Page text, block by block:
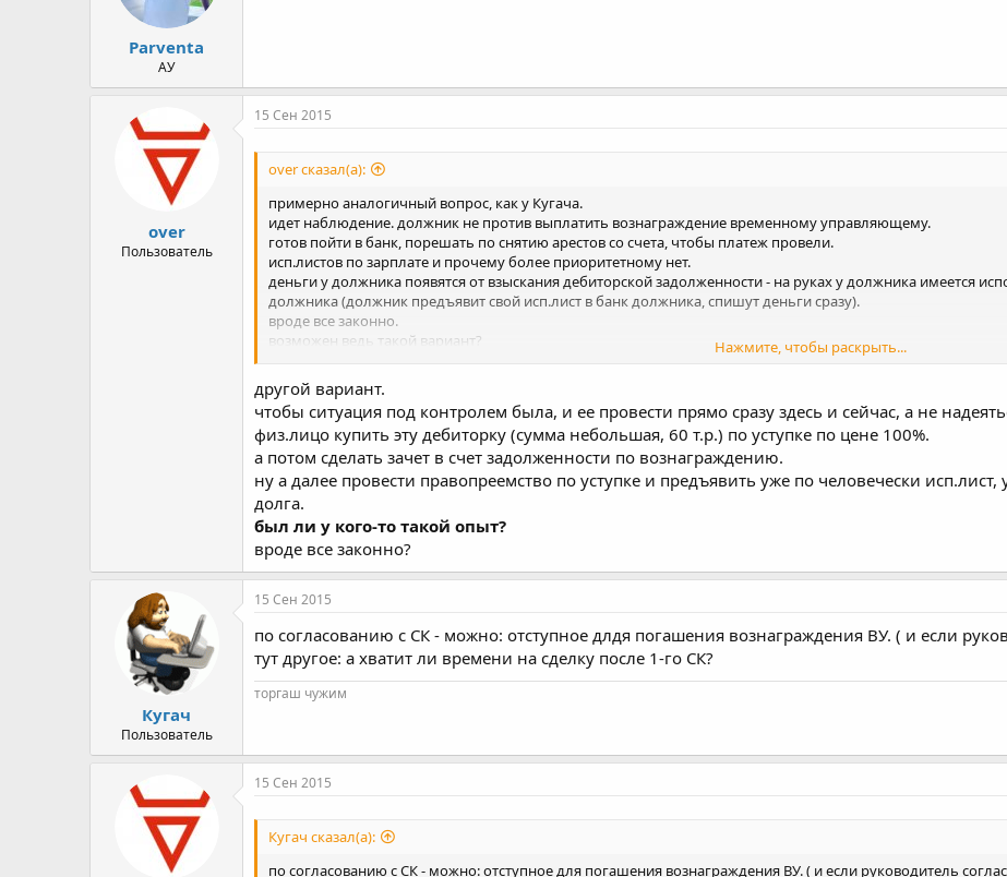
Parventa
АУ
over
Пользователь
15 Сен 2015
over сказал(а):
примерно аналогичный вопрос, как у Кугача.
идет наблюдение. должник не против выплатить вознаграждение временному управляющему.
готов пойти в банк, порешать по снятию арестов со счета, чтобы платеж провели.
исп.листов по зарплате и прочему более приоритетному нет.
деньги у должника появятся от взыскания дебиторской задолженности - на руках у должника имеется
должника (должник предъявит свой исп.лист в банк должника, спишут деньги сразу).
вроде все законно.
возможен ведь такой вариант?
или лучше не торопиться и уже на конкурсном производстве, когда вся власть у КУ будет, получить свое
Нажмите, чтобы раскрыть...
другой вариант.
чтобы ситуация под контролем была, и ее провести прямо сразу здесь и сейчас, а не
физ.лицо купить эту дебиторку (сумма небольшая, 60 т.р.) по уступке по цене 100%.
а потом сделать зачет в счет задолженности по вознаграждению.
ну а далее провести правопреемство по уступке и предъявить уже по человечески
долга.
был ли у кого-то такой опыт?
вроде все законно?
Кугач
Пользователь
15 Сен 2015
по согласованию с СК - можно: отступное длдя погашения вознаграждения ВУ. ( и если
тут другое: а хватит ли времени на сделку после 1-го СК?
торгаш чужим
15 Сен 2015
Кугач сказал(а):
по согласованию с СК - можно: отступное для погашения вознаграждения ВУ. ( и если руководитель